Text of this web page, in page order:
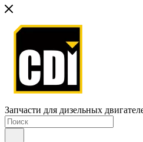
Запчасти для дизельных